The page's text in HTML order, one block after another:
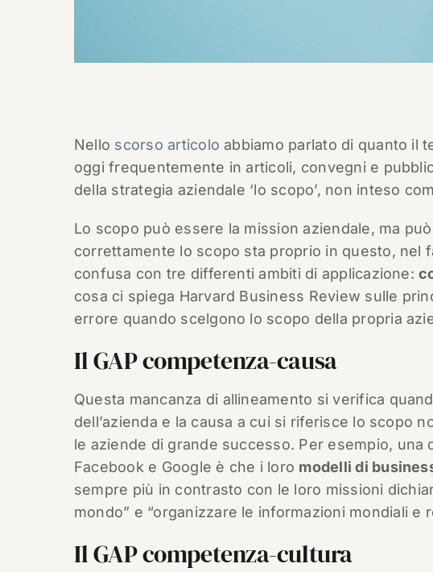
Nello scorso articolo abbiamo parlato di quanto il
oggi frequentemente in articoli, convegni e
della strategia aziendale ‘lo scopo’, non inteso
Lo scopo può essere la mission aziendale, ma
correttamente lo scopo sta proprio in questo, nel
confusa con tre differenti ambiti di applicazione:
cosa ci spiega Harvard Business Review sulle
errore quando scelgono lo scopo della propria
Il GAP competenza-causa
Questa mancanza di allineamento si verifica
dell’azienda e la causa a cui si riferisce lo scopo
le aziende di grande successo. Per esempio,
Facebook e Google è che i loro modelli di
sempre più in contrasto con le loro missioni
mondo” e “organizzare le informazioni mondiali e
Il GAP competenza-cultura